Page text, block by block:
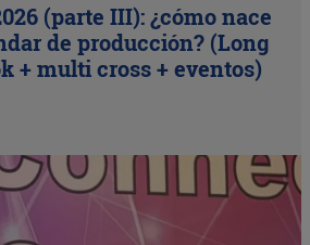
(parte III): ¿cómo nace
de producción? (Long
+ multi cross + eventos)